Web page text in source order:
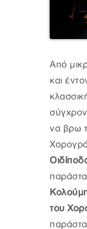
Από
και
να βρω
του